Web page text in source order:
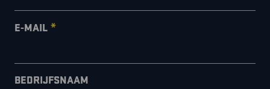
E-MAIL *
BEDRIJFSNAAM